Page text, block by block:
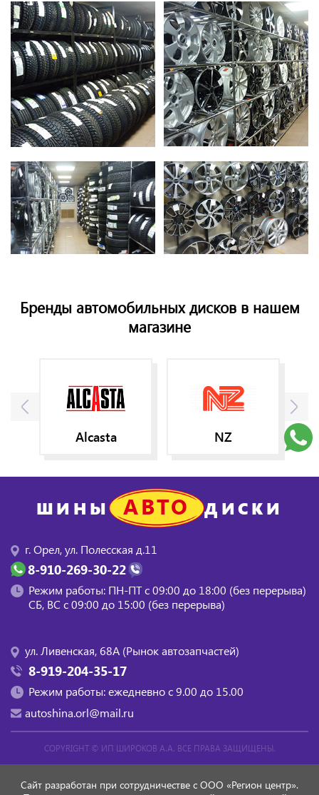
Бренды автомобильных дисков в нашем
магазине
Alcasta NZ
ШИНЫ АВТО ДИСКИ
г. Орел, ул. Полесская д.11
8-910-269-30-22
Режим работы: ПН-ПТ с 09:00 до 18:00 (без перерыва)
СБ, BC с 09:00 до 15:00 (без перерыва)
ул. Ливенская, 68А (Рынок автозапчастей)
8-919-204-35-17
Режим работы: ежедневно с 9.00 до 15.00
autoshina.orl@mail.ru
COPYRIGHT © ИП ШИРОКОВ А.А. ВСЕ ПРАВА ЗАЩИЩЕНЫ.
Сайт разработан при сотрудничестве с ООО «Регион центр».